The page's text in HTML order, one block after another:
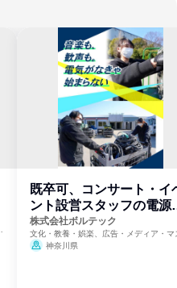
既卒可、コンサート・イ
ント設営スタッフの電源
門
株式会社ボルテック
文化・教養・娯楽、広告・メディア・マ
ミ、電力・ガス・水道・エネルギー
神奈川県